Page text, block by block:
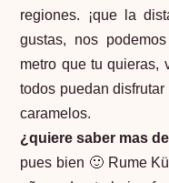
regiones. ¡que la
gustas, nos
metro que tu quieras,
todos puedan
caramelos.
¿quiere saber mas
pues bien 🙂 Rume